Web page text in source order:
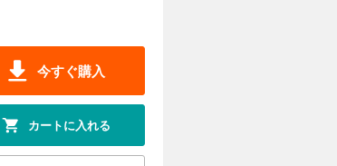
今すぐ購入
カートに入れる